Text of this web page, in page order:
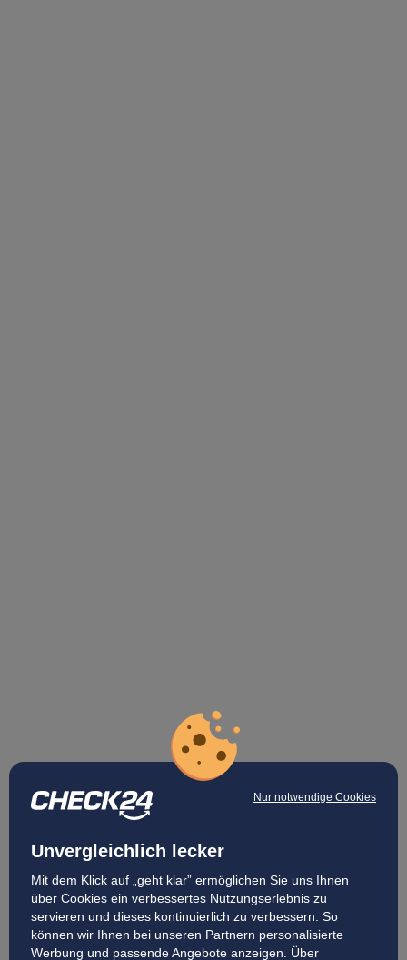
Nur notwendige Cookies
Unvergleichlich lecker
Mit dem Klick auf „geht klar” ermöglichen Sie uns Ihnen
über Cookies ein verbessertes Nutzungserlebnis zu
servieren und dieses kontinuierlich zu verbessern. So
können wir Ihnen bei unseren Partnern personalisierte
Werbung und passende Angebote anzeigen. Über